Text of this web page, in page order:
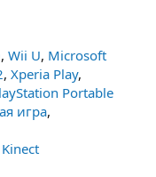
, Wii U, Microsoft
, Xperia Play,
Portable
игра,
Kinect